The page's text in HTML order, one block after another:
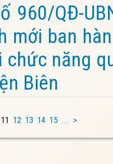
960/QĐ-
mới ban
năng
Biên
11 12 13 14 15 ... >